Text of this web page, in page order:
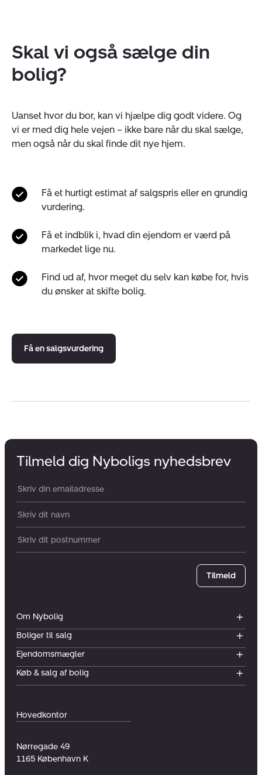
Skal vi også sælge din
bolig?
Uanset hvor du bor, kan vi hjælpe dig godt videre. Og
vi er med dig hele vejen – ikke bare når du skal sælge,
men også når du skal finde dit nye hjem.
Få et hurtigt estimat af salgspris eller en grundig
vurdering.
Få et indblik i, hvad din ejendom er værd på
markedet lige nu.
Find ud af, hvor meget du selv kan købe for, hvis
du ønsker at skifte bolig.
Få en salgsvurdering
Hovedkontor
Nørregade 49
1165 København K
Om Nybolig
Boliger til salg
Ejendomsmægler
Køb & salg af bolig
Tilmeld dig Nyboligs nyhedsbrev
Din email:
Dit navn:
Postnummer
Tilmeld